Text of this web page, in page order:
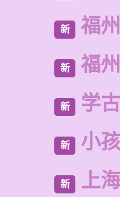
新 福
新 福
新 学
新 小
新 上